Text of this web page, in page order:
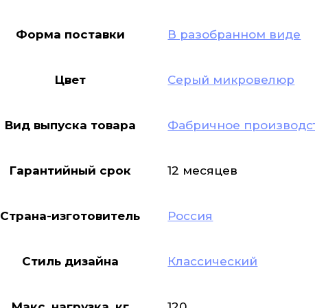
Форма поставки В разобранном виде
Цвет Серый микровелюр
Вид выпуска товара Фабричное
Гарантийный срок 12 месяцев
Страна-изготовитель Россия
Стиль дизайна Классический